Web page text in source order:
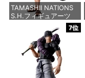
TAMASHII NATIONS
S.H.フィギュアーツ
ONE PIECE シャンク
ス -マリンフォード頂
上決戦- 約165mm
PVC&ABS&布製 塗装
済み可動フィギュア
価格：¥8,918
7位